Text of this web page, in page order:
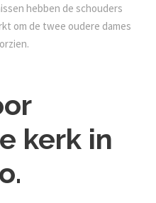
hebben de schouders
om de twee oudere dames
kerk in